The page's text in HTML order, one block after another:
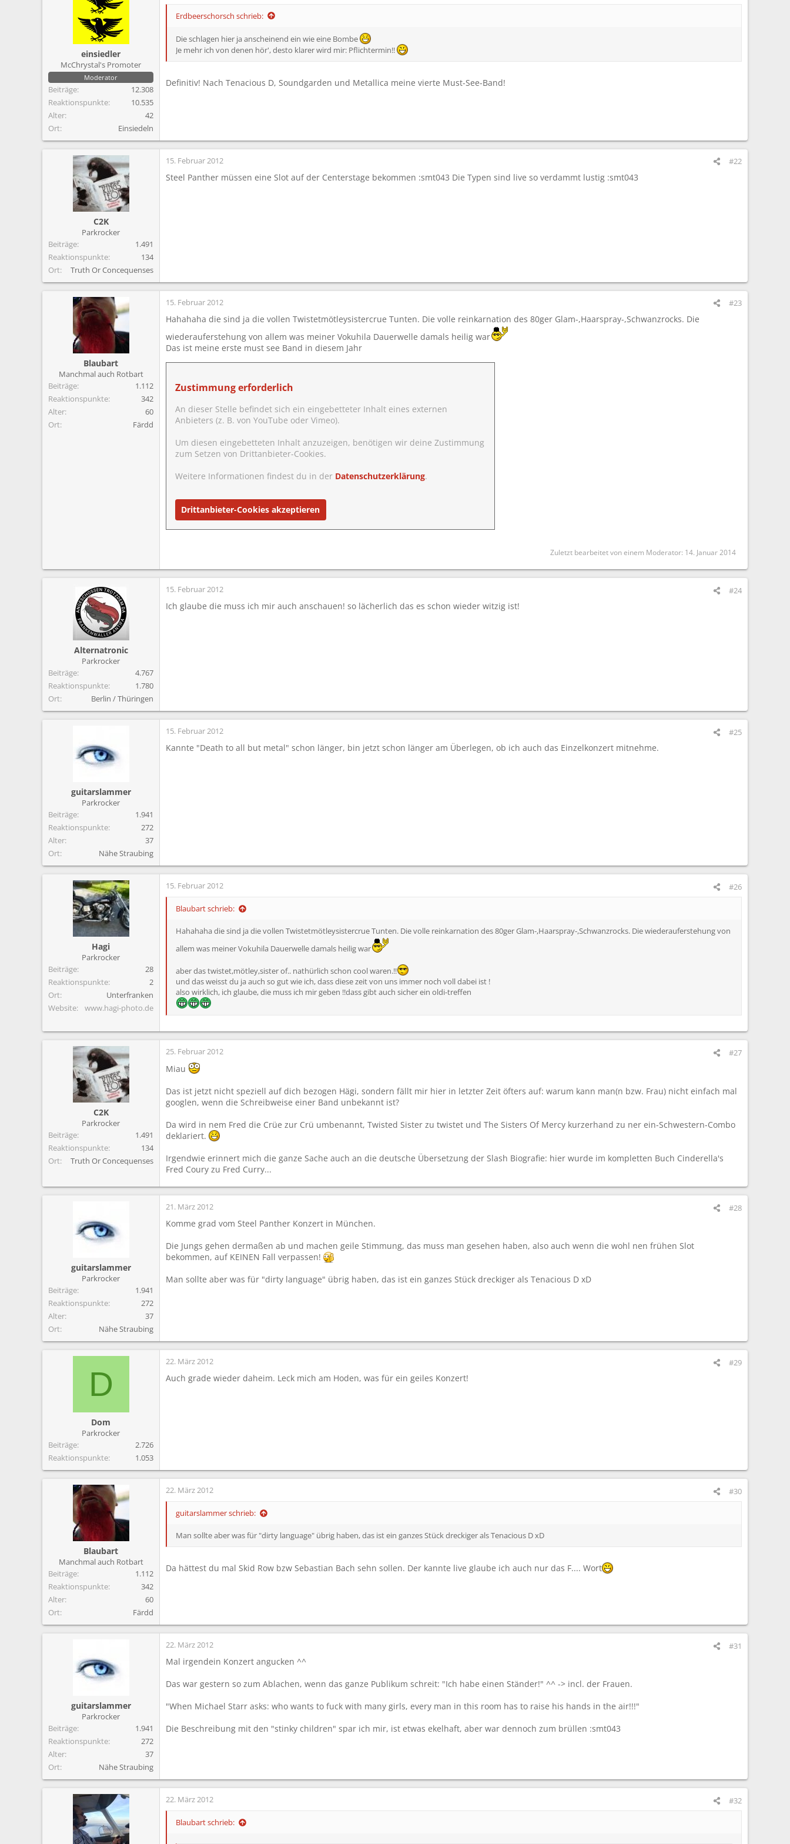
einsiedler
McChrystal's Promoter
Moderator
Beiträge
12.308
Reaktionspunkte
10.535
Alter
42
Ort
Einsiedeln
Erdbeerschorsch schrieb:
Die schlagen hier ja anscheinend ein wie eine Bombe
Je mehr ich von denen hör', desto klarer wird mir: Pflichtermin!!
Definitiv! Nach Tenacious D, Soundgarden und Metallica meine vierte Must-See-Band!
C2K
Parkrocker
Beiträge
1.491
Reaktionspunkte
134
Ort
Truth Or Concequenses
15. Februar 2012 #22
Steel Panther müssen eine Slot auf der Centerstage bekommen :smt043 Die Typen sind live so verdammt lustig :smt043
Blaubart
Manchmal auch Rotbart
Beiträge
1.112
Reaktionspunkte
342
Alter
60
Ort
Färdd
15. Februar 2012 #23
Hahahaha die sind ja die vollen Twistetmötleysistercrue Tunten. Die volle reinkarnation des 80ger Glam-,Haarspray-,Schwanzrocks. Die
wiederauferstehung von allem was meiner Vokuhila Dauerwelle damals heilig war
Das ist meine erste must see Band in diesem Jahr
Zustimmung erforderlich
An dieser Stelle befindet sich ein eingebetteter Inhalt eines externen
Anbieters (z. B. von YouTube oder Vimeo).
Um diesen eingebetteten Inhalt anzuzeigen, benötigen wir deine Zustimmung
zum Setzen von Drittanbieter-Cookies.
Weitere Informationen findest du in der Datenschutzerklärung.
Drittanbieter-Cookies akzeptieren
Zuletzt bearbeitet von einem Moderator: 14. Januar 2014
Alternatronic
Parkrocker
Beiträge
4.767
Reaktionspunkte
1.780
Ort
Berlin / Thüringen
15. Februar 2012 #24
Ich glaube die muss ich mir auch anschauen! so lächerlich das es schon wieder witzig ist!
guitarslammer
Parkrocker
Beiträge
1.941
Reaktionspunkte
272
Alter
37
Ort
Nähe Straubing
15. Februar 2012 #25
Kannte "Death to all but metal" schon länger, bin jetzt schon länger am Überlegen, ob ich auch das Einzelkonzert mitnehme.
Hagi
Parkrocker
Beiträge
28
Reaktionspunkte
2
Ort
Unterfranken
Website
www.hagi-photo.de
15. Februar 2012 #26
Blaubart schrieb:
Hahahaha die sind ja die vollen Twistetmötleysistercrue Tunten. Die volle reinkarnation des 80ger Glam-,Haarspray-,Schwanzrocks. Die wiederauferstehung von
allem was meiner Vokuhila Dauerwelle damals heilig war
aber das twistet,mötley,sister of.. nathürlich schon cool waren.!!
und das weisst du ja auch so gut wie ich, dass diese zeit von uns immer noch voll dabei ist !
also wirklich, ich glaube, die muss ich mir geben !!dass gibt auch sicher ein oldi-treffen
C2K
Parkrocker
Beiträge
1.491
Reaktionspunkte
134
Ort
Truth Or Concequenses
25. Februar 2012 #27
Miau
Das ist jetzt nicht speziell auf dich bezogen Hägi, sondern fällt mir hier in letzter Zeit öfters auf: warum kann man(n bzw. Frau) nicht einfach mal
googlen, wenn die Schreibweise einer Band unbekannt ist?
Da wird in nem Fred die Crüe zur Crü umbenannt, Twisted Sister zu twistet und The Sisters Of Mercy kurzerhand zu ner ein-Schwestern-Combo
deklariert.
Irgendwie erinnert mich die ganze Sache auch an die deutsche Übersetzung der Slash Biografie: hier wurde im kompletten Buch Cinderella's
Fred Coury zu Fred Curry...
guitarslammer
Parkrocker
Beiträge
1.941
Reaktionspunkte
272
Alter
37
Ort
Nähe Straubing
21. März 2012 #28
Komme grad vom Steel Panther Konzert in München.
Die Jungs gehen dermaßen ab und machen geile Stimmung, das muss man gesehen haben, also auch wenn die wohl nen frühen Slot
bekommen, auf KEINEN Fall verpassen!
Man sollte aber was für "dirty language" übrig haben, das ist ein ganzes Stück dreckiger als Tenacious D xD
D
Dom
Parkrocker
Beiträge
2.726
Reaktionspunkte
1.053
22. März 2012 #29
Auch grade wieder daheim. Leck mich am Hoden, was für ein geiles Konzert!
Blaubart
Manchmal auch Rotbart
Beiträge
1.112
Reaktionspunkte
342
Alter
60
Ort
Färdd
22. März 2012 #30
guitarslammer schrieb:
Man sollte aber was für "dirty language" übrig haben, das ist ein ganzes Stück dreckiger als Tenacious D xD
Da hättest du mal Skid Row bzw Sebastian Bach sehn sollen. Der kannte live glaube ich auch nur das F.... Wort
guitarslammer
Parkrocker
Beiträge
1.941
Reaktionspunkte
272
Alter
37
Ort
Nähe Straubing
22. März 2012 #31
Mal irgendein Konzert angucken ^^
Das war gestern so zum Ablachen, wenn das ganze Publikum schreit: "Ich habe einen Ständer!" ^^ -> incl. der Frauen.
"When Michael Starr asks: who wants to fuck with many girls, every man in this room has to raise his hands in the air!!!"
Die Beschreibung mit den "stinky children" spar ich mir, ist etwas ekelhaft, aber war dennoch zum brüllen :smt043
22. März 2012 #32
Blaubart schrieb: